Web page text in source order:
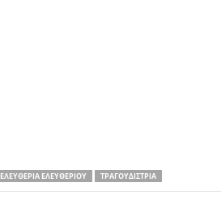
ΕΛΕΥΘΕΡΊΑ ΕΛΕΥΘΕΡΊΟΥ ΤΡΑΓΟΥΔΊΣΤΡΙΑ